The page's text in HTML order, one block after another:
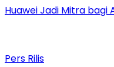
Huawei Jadi Mitra bagi
Pers Rilis